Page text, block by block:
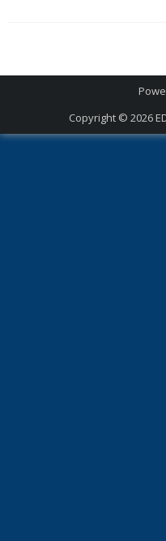
Copyright © 2026